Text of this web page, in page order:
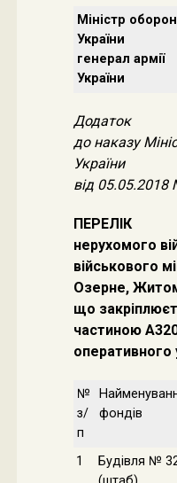
Міністр
України
генерал армії
України
Додаток
до наказу
України
від 05.05.2018
ПЕРЕЛІК
нерухомого
військового
Озерне,
що
частиною
оперативного
№
з/
п
фондів
1
Будівля №